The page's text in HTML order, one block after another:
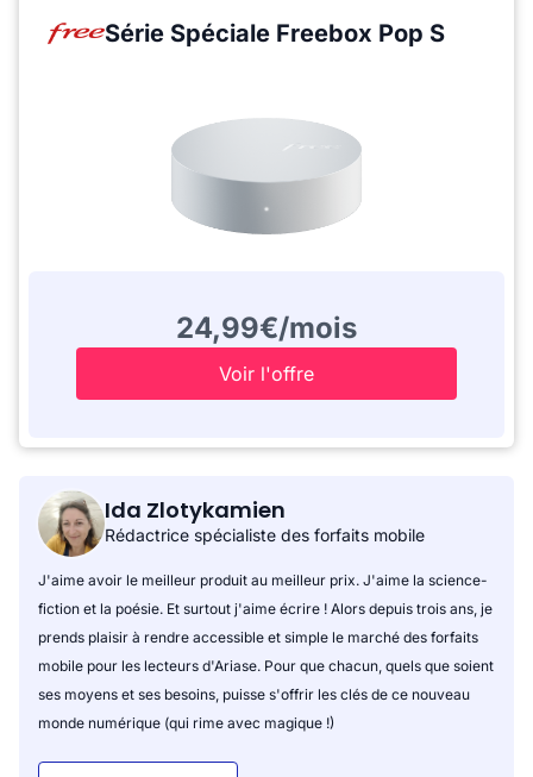
Série Spéciale Freebox Pop S
24,99€/mois
Voir l'offre
Ida Zlotykamien
Rédactrice spécialiste des forfaits mobile
J'aime avoir le meilleur produit au meilleur prix. J'aime la science-
fiction et la poésie. Et surtout j'aime écrire ! Alors depuis trois ans, je
prends plaisir à rendre accessible et simple le marché des forfaits
mobile pour les lecteurs d'Ariase. Pour que chacun, quels que soient
ses moyens et ses besoins, puisse s'offrir les clés de ce nouveau
monde numérique (qui rime avec magique !)